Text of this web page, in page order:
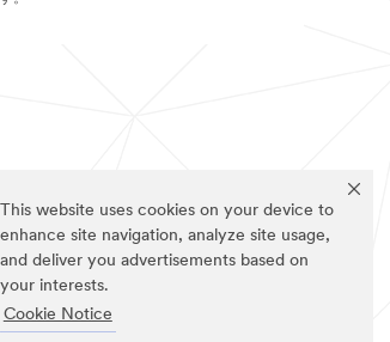
This website uses cookies on your device to
enhance site navigation, analyze site usage,
and deliver you advertisements based on
your interests.
Cookie Notice